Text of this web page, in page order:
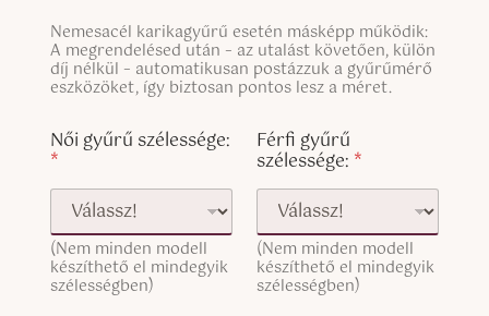
n
e
T
e
t
e
L
i
n
e
e
x
t
c
o
p
y
S
i
n
g
e
L
n
T
e
x
t
Nemesacél karikagyűrű esetén másképp működik:
A megrendelésed után – az utalást követően, külön
díj nélkül – automatikusan postázzuk a gyűrűmérő
eszközöket, így biztosan pontos lesz a méret.
j
j
m
r
e
t
n
Női gyűrű szélessége:
*
(Nem minden modell
készíthető el mindegyik
szélességben)
Férfi gyűrű
szélessége: *
(Nem minden modell
készíthető el mindegyik
szélességben)